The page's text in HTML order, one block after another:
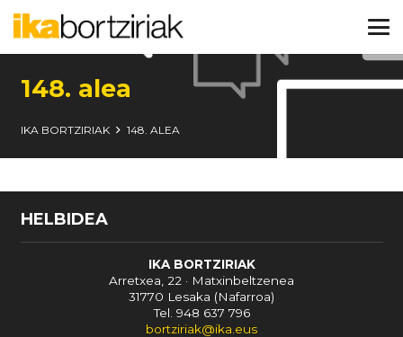
148. alea
IKA BORTZIRIAK 148. ALEA
HELBIDEA
IKA BORTZIRIAK
Arretxea, 22 · Matxinbeltzenea
31770 Lesaka (Nafarroa)
Tel. 948 637 796
bortziriak@ika.eus